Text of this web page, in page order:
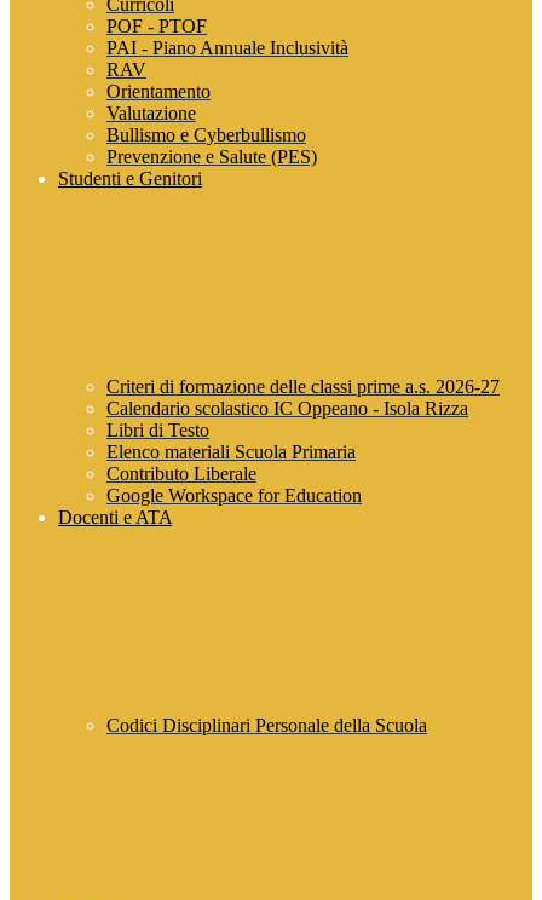
Curricoli
POF - PTOF
PAI - Piano Annuale Inclusività
RAV
Orientamento
Valutazione
Bullismo e Cyberbullismo
Prevenzione e Salute (PES)
Studenti e Genitori
Criteri di formazione delle classi prime a.s. 2026-27
Calendario scolastico IC Oppeano - Isola Rizza
Libri di Testo
Elenco materiali Scuola Primaria
Contributo Liberale
Google Workspace for Education
Docenti e ATA
Codici Disciplinari Personale della Scuola